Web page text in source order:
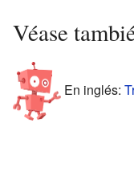
Véase
En inglés: